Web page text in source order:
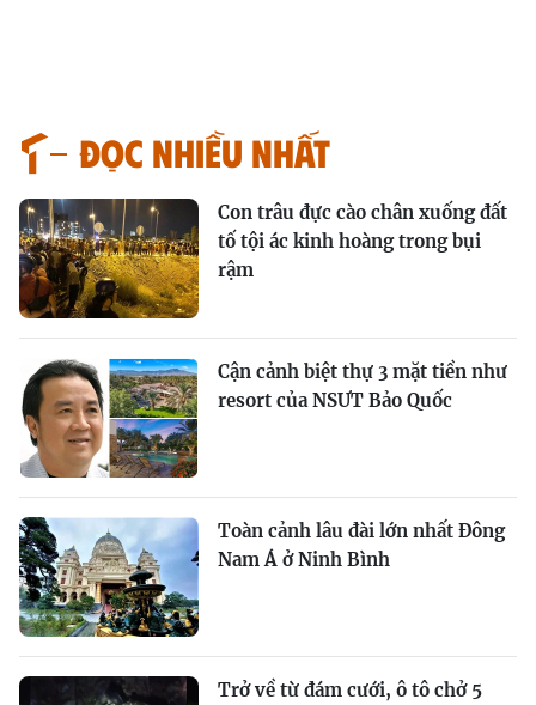
Đọc nhiều nhất
Con trâu đực cào chân xuống đất
tố tội ác kinh hoàng trong bụi
rậm
Cận cảnh biệt thự 3 mặt tiền như
resort của NSƯT Bảo Quốc
Toàn cảnh lâu đài lớn nhất Đông
Nam Á ở Ninh Bình
Trở về từ đám cưới, ô tô chở 5